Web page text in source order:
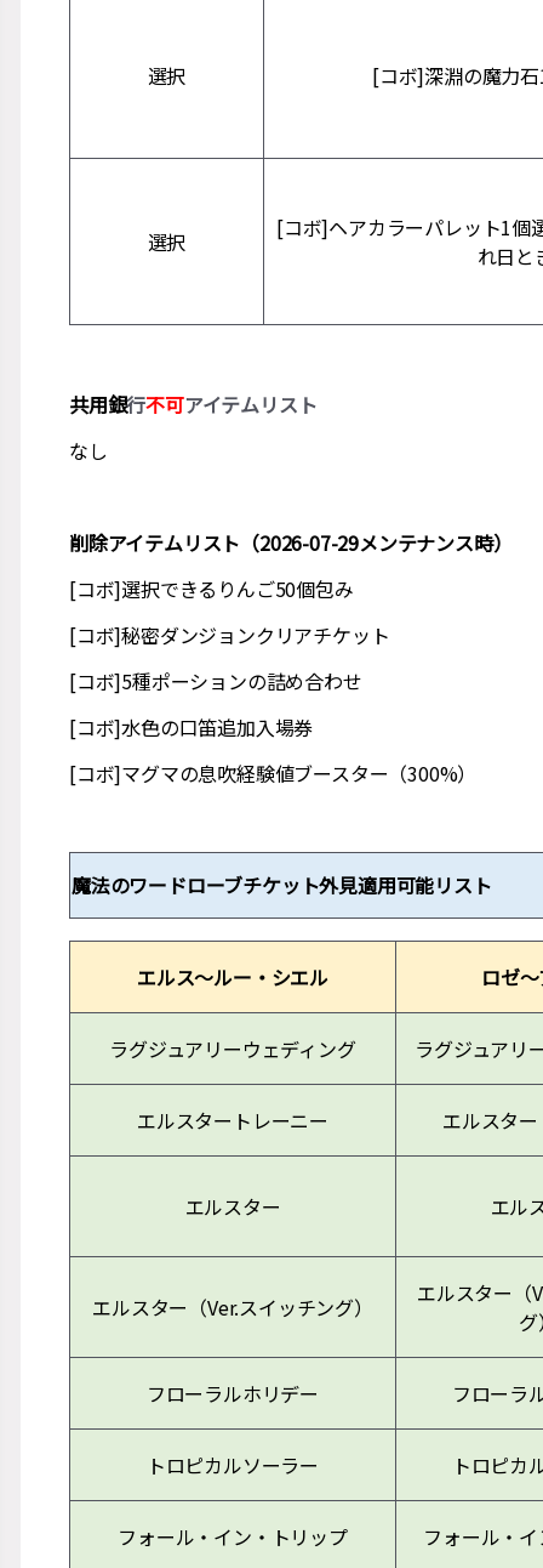
選択 [コボ]深淵の魔力
選択
[コボ]ヘアカラーパレット1個
れ日と
共用銀行不可アイテムリスト
なし
削除アイテムリスト（2026-07-29メンテナンス時）
[コボ]選択できるりんご50個包み
[コボ]秘密ダンジョンクリアチケット
[コボ]5種ポーションの詰め合わせ
[コボ]水色の口笛追加入場券
[コボ]マグマの息吹経験値ブースター（300%）
魔法のワードローブチケット外見適用可能リスト
エルス～ルー・シエル ロゼ
ラグジュアリーウェディング ラグジュアリ
エルスタートレーニー エルスタ
エルスター エル
エルスター（Ver.スイッチング）
エルスター（
フローラルホリデー フローラ
トロピカルソーラー トロピカ
フォール・イン・トリップ フォール・